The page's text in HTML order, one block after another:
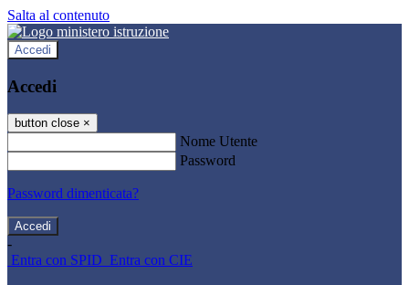
Salta al contenuto
Accedi
Accedi
button close ×
Nome Utente
Password
Password dimenticata?
-
Entra con SPID Entra con CIE